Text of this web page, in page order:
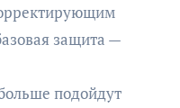
защита —
подойдут